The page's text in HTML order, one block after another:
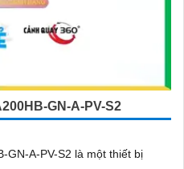
GN-A-PV-S2
GN-A-PV-S2 là một thiết bị